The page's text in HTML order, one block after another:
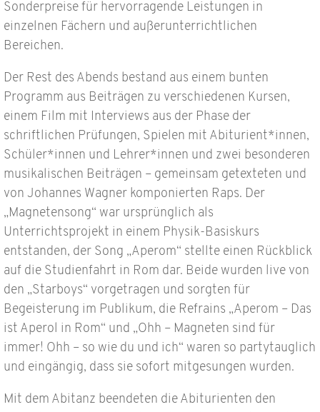
Sonderpreise für hervorragende Leistungen in
einzelnen Fächern und außerunterrichtlichen
Bereichen.
Der Rest des Abends bestand aus einem bunten
Programm aus Beiträgen zu verschiedenen Kursen,
einem Film mit Interviews aus der Phase der
schriftlichen Prüfungen, Spielen mit Abiturient*innen,
Schüler*innen und Lehrer*innen und zwei besonderen
musikalischen Beiträgen – gemeinsam getexteten und
von Johannes Wagner komponierten Raps. Der
„Magnetensong“ war ursprünglich als
Unterrichtsprojekt in einem Physik-Basiskurs
entstanden, der Song „Aperom“ stellte einen Rückblick
auf die Studienfahrt in Rom dar. Beide wurden live von
den „Starboys“ vorgetragen und sorgten für
Begeisterung im Publikum, die Refrains „Aperom – Das
ist Aperol in Rom“ und „Ohh – Magneten sind für
immer! Ohh – so wie du und ich“ waren so partytauglich
und eingängig, dass sie sofort mitgesungen wurden.
Mit dem Abitanz beendeten die Abiturienten den